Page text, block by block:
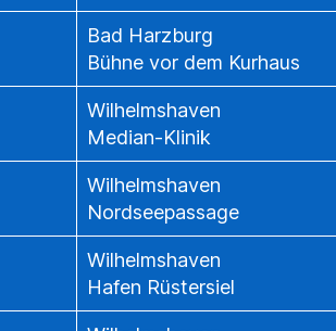
Bad Harzburg
Bühne vor dem Kurhaus
Wilhelmshaven
Median-Klinik
Wilhelmshaven
Nordseepassage
Wilhelmshaven
Hafen Rüstersiel